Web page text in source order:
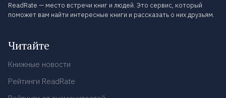
ReadRate — место встречи книг и людей. Это сервис, который
поможет вам найти интересные книги и рассказать о них друзьям.
Читайте
Книжные новости
Рейтинги ReadRate